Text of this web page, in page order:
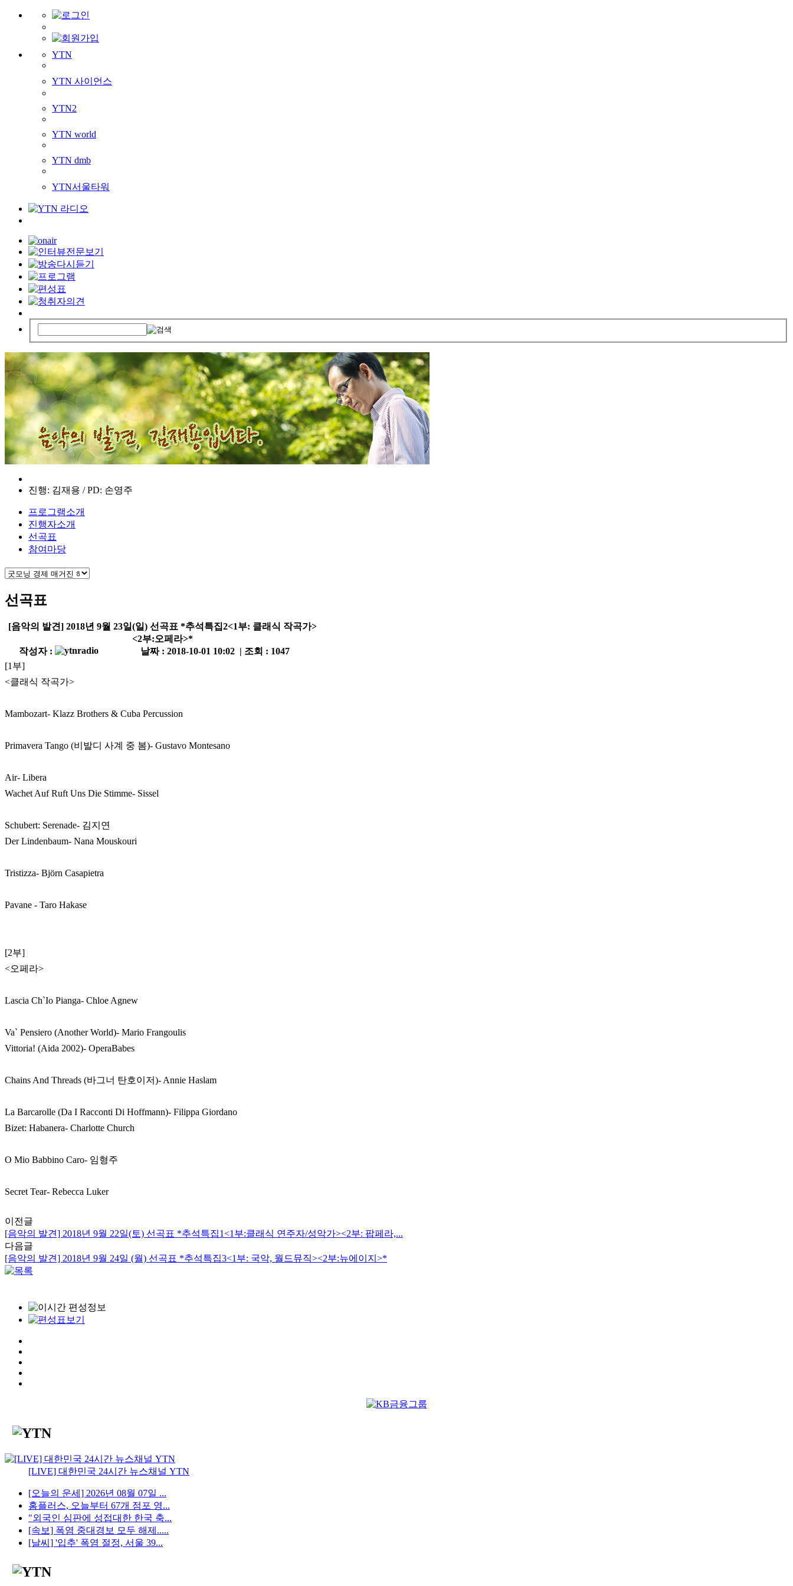
YTN
YTN 사이언스
YTN2
YTN world
YTN dmb
YTN서울타워
진행: 김재용 / PD: 손영주
프로그램소개
진행자소개
선곡표
참여마당
선곡표
[음악의 발견] 2018년 9월 23일(일) 선곡표 *추석특집2<1부: 클래식 작곡가>
<2부:오페라>*
작성자 :
날짜 : 2018-10-01 10:02 | 조회 : 1047
[1부]
<클래식 작곡가>
Mambozart- Klazz Brothers & Cuba Percussion
Primavera Tango (비발디 사계 중 봄)- Gustavo Montesano
Air- Libera
Wachet Auf Ruft Uns Die Stimme- Sissel
Schubert: Serenade- 김지연
Der Lindenbaum- Nana Mouskouri
Tristizza- Björn Casapietra
Pavane - Taro Hakase
[2부]
<오페라>
Lascia Ch`Io Pianga- Chloe Agnew
Va` Pensiero (Another World)- Mario Frangoulis
Vittoria! (Aida 2002)- OperaBabes
Chains And Threads (바그너 탄호이저)- Annie Haslam
La Barcarolle (Da I Racconti Di Hoffmann)- Filippa Giordano
Bizet: Habanera- Charlotte Church
O Mio Babbino Caro- 임형주
Secret Tear- Rebecca Luker
이전글
[음악의 발견] 2018년 9월 22일(토) 선곡표 *추석특집1<1부:클래식 연주자/성악가><2부: 팝페라,...
다음글
[음악의 발견] 2018년 9월 24일 (월) 선곡표 *추석특집3<1부: 국악, 월드뮤직><2부:뉴에이지>*
[LIVE] 대한민국 24시간 뉴스채널 YTN
[오늘의 운세] 2026년 08월 07일 ...
홈플러스, 오늘부터 67개 점포 영...
"외국인 심판에 성접대한 한국 축...
[속보] 폭염 중대경보 모두 해제.....
[날씨] '입추' 폭염 절정, 서울 39...